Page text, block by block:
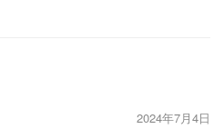
2024年7月4日